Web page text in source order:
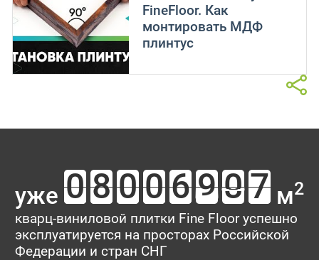
FineFloor. Как
монтировать МДФ
плинтус
уже м2
кварц-виниловой плитки Fine Floor успешно
эксплуатируется на просторах Российской
Федерации и стран СНГ